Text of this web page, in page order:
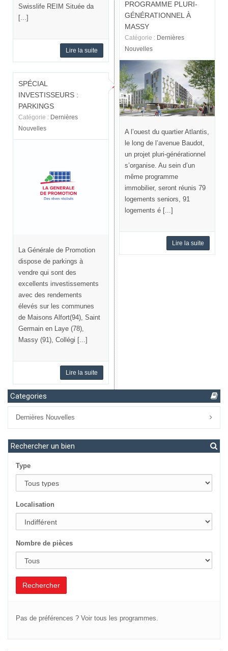
Swisslife REIM Située da
[...]
Lire la suite
PROGRAMME PLURI-
GÉNÉRATIONNEL À
MASSY
Catégorie : Dernières
Nouvelles
A l’ouest du quartier Atlantis,
le long de l’avenue Baudot,
un projet pluri-générationnel
s’organise. Au sein d’un
même programme
immobilier, seront réunis 79
logements seniors, 91
logements é [...]
Lire la suite
SPÉCIAL
INVESTISSEURS :
PARKINGS
Catégorie : Dernières
Nouvelles
La Générale de Promotion
dispose de parkings à
vendre qui sont des
excellents investissements
avec des rendements
élevés sur les communes
de Maisons Alfort(94), Saint
Germain en Laye (78),
Massy (91), Collégi [...]
Lire la suite
Categories
Dernières Nouvelles
Rechercher un bien
Type
Localisation
Nombre de pièces
Rechercher
Pas de préférences ? Voir tous les programmes.